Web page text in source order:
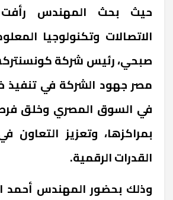
حيث بحث المهندس
الاتصالات وتكنولوجيا
مصر جهود الشركة في تنفيذ
في السوق المصري وخلق
بمراكزها، وتعزيز التعاون
القدرات الرقمية.
وذلك بحضور المهندس أحمد